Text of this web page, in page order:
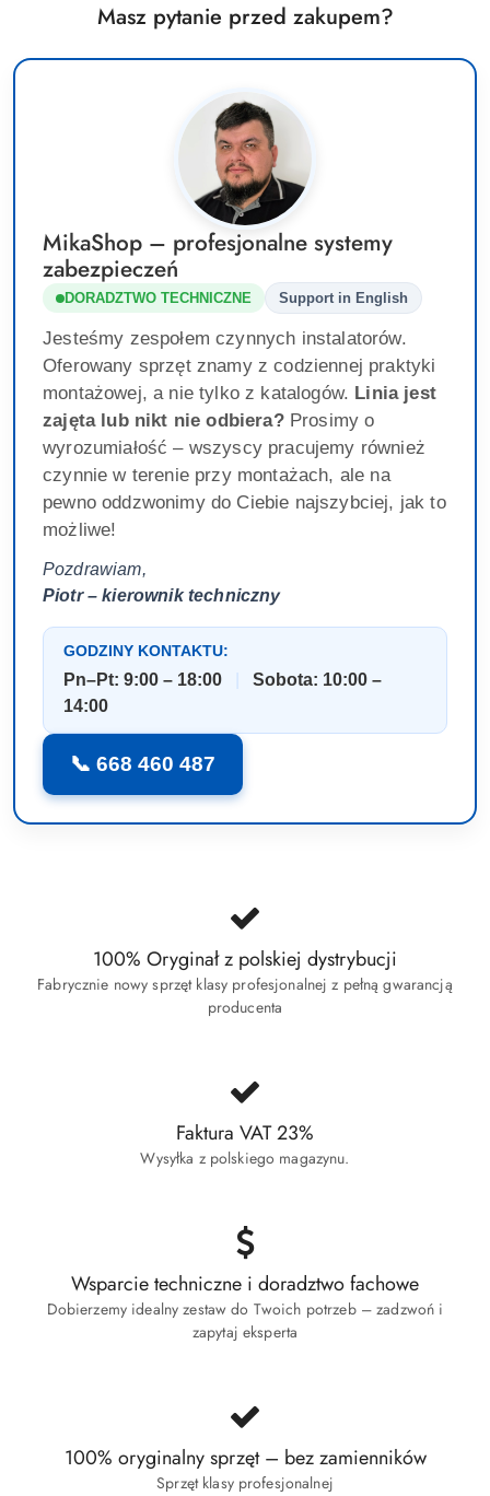
Masz pytanie przed zakupem?
MikaShop – profesjonalne systemy
zabezpieczeń
DORADZTWO TECHNICZNE Support in English
Jesteśmy zespołem czynnych instalatorów.
Oferowany sprzęt znamy z codziennej praktyki
montażowej, a nie tylko z katalogów. Linia jest
zajęta lub nikt nie odbiera?Prosimy o
wyrozumiałość – wszyscy pracujemy również
czynnie w terenie przy montażach, ale na
pewno oddzwonimy do Ciebie najszybciej, jak to
możliwe!
Pozdrawiam,
Piotr – kierownik techniczny
GODZINY KONTAKTU:
Pn–Pt: 9:00 – 18:00
Sobota: 10:00 –
14:00
📞 668 460 487
100% Oryginał z polskiej dystrybucji
Fabrycznie nowy sprzęt klasy profesjonalnej z pełną gwarancją
producenta
Faktura VAT 23%
Wysyłka z polskiego magazynu.
Wsparcie techniczne i doradztwo fachowe
Dobierzemy idealny zestaw do Twoich potrzeb – zadzwoń i
zapytaj eksperta
100% oryginalny sprzęt – bez zamienników
Sprzęt klasy profesjonalnej